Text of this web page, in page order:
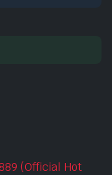
(Official Hot